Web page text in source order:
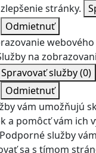
stránky.
Odmietnuť
na
Spravovať služby(0)
Odmietnuť
vám umožňujú
a pomôcť vám ich
Podporné služby
sa s tímom